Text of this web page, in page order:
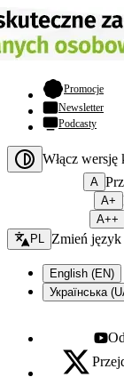
Promocje-
Newsletter
Podcasty
Włącz wersję
A
A+
A++
Zmień język -
PL Zmień język
English (EN)
Українська
X - otwiera